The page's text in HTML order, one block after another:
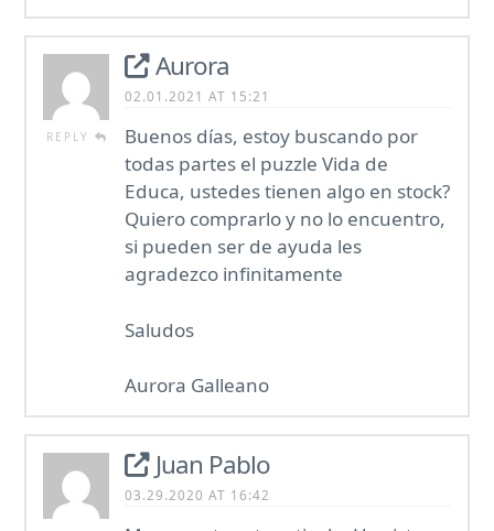
REPLY
Aurora
02.01.2021 AT 15:21
Buenos días, estoy buscando por
todas partes el puzzle Vida de
Educa, ustedes tienen algo en stock?
Quiero comprarlo y no lo encuentro,
si pueden ser de ayuda les
agradezco infinitamente
Saludos
Aurora Galleano
Juan Pablo
03.29.2020 AT 16:42